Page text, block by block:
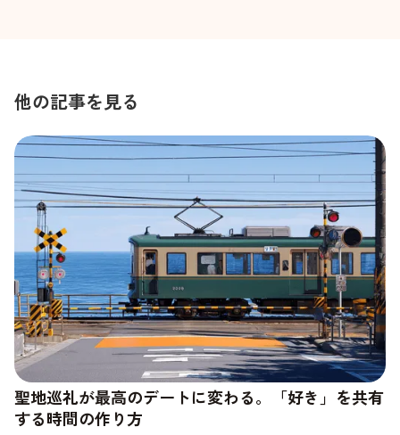
他の記事を見る
聖地巡礼が最高のデートに変わる。「好き」を共有
する時間の作り方